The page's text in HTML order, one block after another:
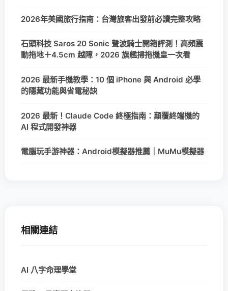
2026年美國旅行指南：台灣旅客出發前必讀完整攻略
石頭科技 Saros 20 Sonic 聲波騎士開箱評測！高頻震
動拖地＋4.5cm 越障，2026 旗艦掃拖機皇一次看
2026 最新手機教學：10 個 iPhone 與 Android 必學
的隱藏功能與省電秘訣
2026 最新！Claude Code 終極指南：顛覆終端機的
AI 程式開發神器
電腦玩手游神器：Android模擬器推薦｜MuMu模擬器
相關連結
AI 八字命理學堂